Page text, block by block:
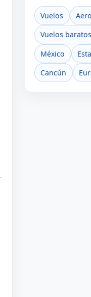
Vuelos
Vuelos baratos
México
Cancún